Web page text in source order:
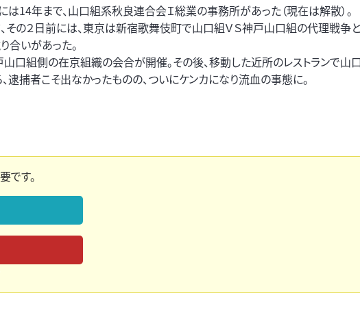
は14年まで、山口組系秋良連合会Ｉ総業の事務所があった（現在は解散）。
その２日前には、東京は新宿歌舞伎町で山口組ＶＳ神戸山口組の代理戦争
合いがあった。
口組側の在京組織の会合が開催。その後、移動した近所のレストランで山
逮捕者こそ出なかったものの、ついにケンカになり流血の事態に。
です。